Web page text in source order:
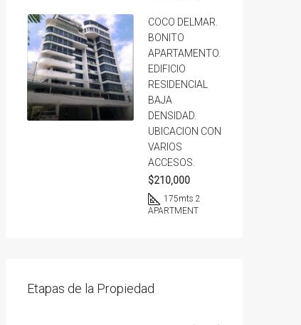
COCO DELMAR.
BONITO
APARTAMENTO.
EDIFICIO
RESIDENCIAL
BAJA
DENSIDAD.
UBICACION CON
VARIOS
ACCESOS.
$210,000
175mts 2
APARTMENT
Etapas de la Propiedad